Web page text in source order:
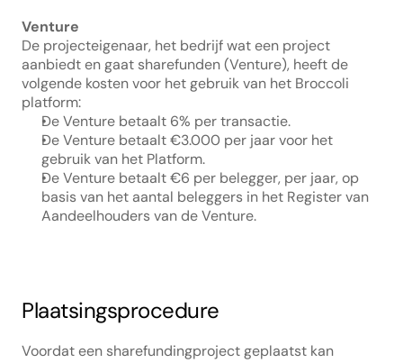
Venture
De projecteigenaar, het bedrijf wat een project
aanbiedt en gaat sharefunden (Venture), heeft de
volgende kosten voor het gebruik van het Broccoli
platform:
De Venture betaalt 6% per transactie.
De Venture betaalt €3.000 per jaar voor het
gebruik van het Platform.
De Venture betaalt €6 per belegger, per jaar, op
basis van het aantal beleggers in het Register van
Aandeelhouders van de Venture.
Plaatsingsprocedure
Voordat een sharefundingproject geplaatst kan